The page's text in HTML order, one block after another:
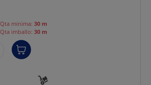
Qta minima: 30 m
Qta imballo: 30 m